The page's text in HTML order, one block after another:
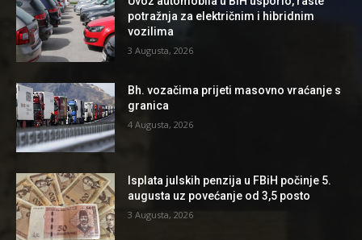
potražnja za električnim i hibridnim
vozilima
3 Augusta, 2026
Bh. vozačima prijeti masovno vraćanje s
granica
4 Augusta, 2026
Isplata julskih penzija u FBiH počinje 5.
augusta uz povećanje od 3,5 posto
3 Augusta, 2026